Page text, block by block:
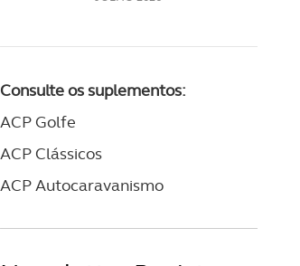
Consulte os suplementos:
ACP Golfe
ACP Clássicos
ACP Autocaravanismo